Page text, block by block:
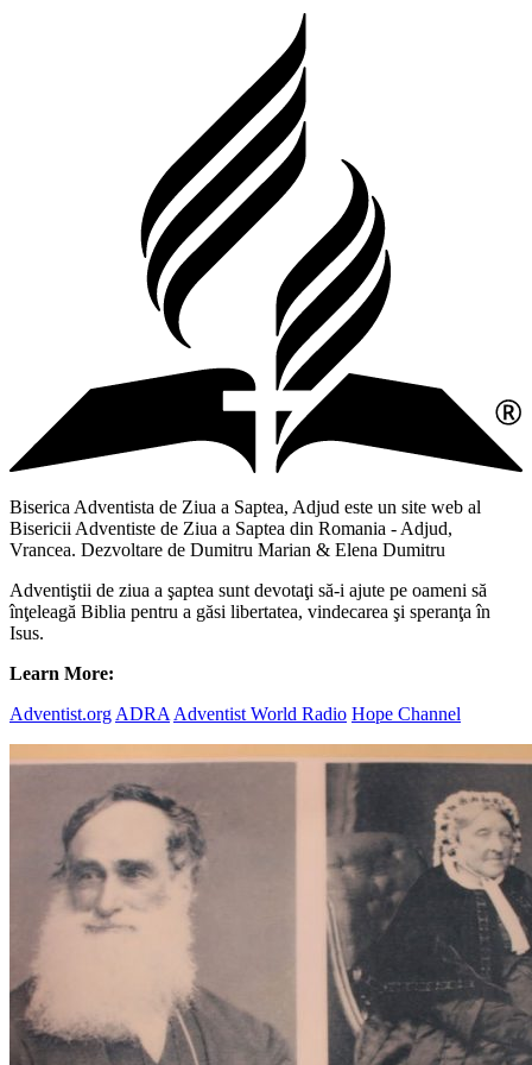
Biserica Adventista de Ziua a Saptea, Adjud este un site web al
Bisericii Adventiste de Ziua a Saptea din Romania - Adjud,
Vrancea. Dezvoltare de Dumitru Marian & Elena Dumitru
Adventiştii de ziua a şaptea sunt devotaţi să-i ajute pe oameni să
înţeleagă Biblia pentru a găsi libertatea, vindecarea şi speranţa în
Isus.
Learn More:
Adventist.org ADRA Adventist World Radio Hope Channel